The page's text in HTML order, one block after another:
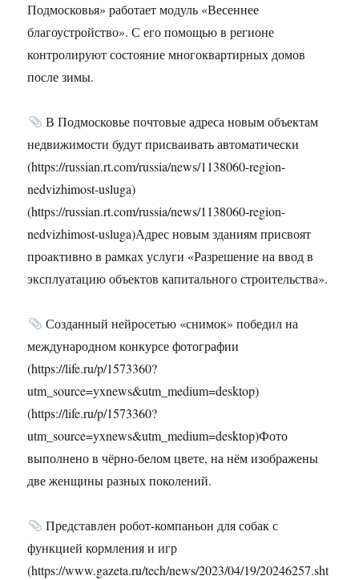
Подмосковья» работает модуль «Весеннее
благоустройство». С его помощью в регионе
контролируют состояние многоквартирных домов
после зимы.
В Подмосковье почтовые адреса новым объектам
недвижимости будут присваивать автоматически
(https://russian.rt.com/russia/news/1138060-region-
nedvizhimost-usluga)
(https://russian.rt.com/russia/news/1138060-region-
nedvizhimost-usluga)Адрес новым зданиям присвоят
проактивно в рамках услуги «Разрешение на ввод в
эксплуатацию объектов капитального строительства».
Созданный нейросетью «снимок» победил на
международном конкурсе фотографии
(https://life.ru/p/1573360?
utm_source=yxnews&utm_medium=desktop)
(https://life.ru/p/1573360?
utm_source=yxnews&utm_medium=desktop)Фото
выполнено в чёрно-белом цвете, на нём изображены
две женщины разных поколений.
Представлен робот-компаньон для собак с
функцией кормления и игр
(https://www.gazeta.ru/tech/news/2023/04/19/20246257.sht